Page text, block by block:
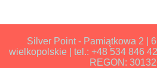
Silver Point - Pamiątkowa 2 |
wielkopolskie | tel.: +48 534 846
REGON: